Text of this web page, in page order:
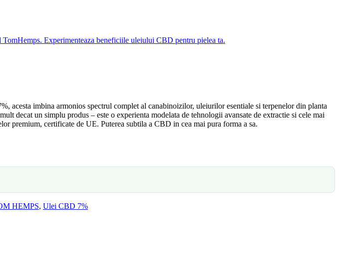
acesta imbina armonios spectrul complet al canabinoizilor, uleiurilor esentiale si terpenelor din planta
decat un simplu produs – este o experienta modelata de tehnologii avansate de extractie si cele mai
premium, certificate de UE. Puterea subtila a CBD in cea mai pura forma a sa.
HEMPS, Ulei CBD 7%